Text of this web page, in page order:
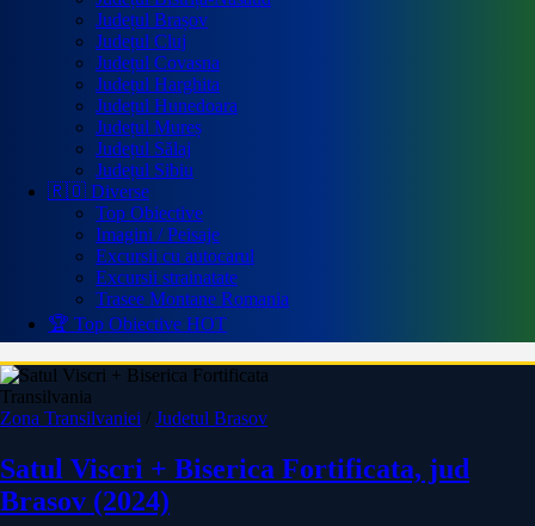
Județul Brașov
Județul Cluj
Județul Covasna
Județul Harghita
Județul Hunedoara
Județul Mureș
Județul Sălaj
Județul Sibiu
🇷🇴 Diverse
Top Obiective
Imagini / Peisaje
Excursii cu autocarul
Excursii strainatate
Trasee Montane Romania
🏆 Top Obiective HOT
Transilvania
Zona Transilvaniei / Judetul Brasov
Satul Viscri + Biserica Fortificata, jud
Brasov (2024)